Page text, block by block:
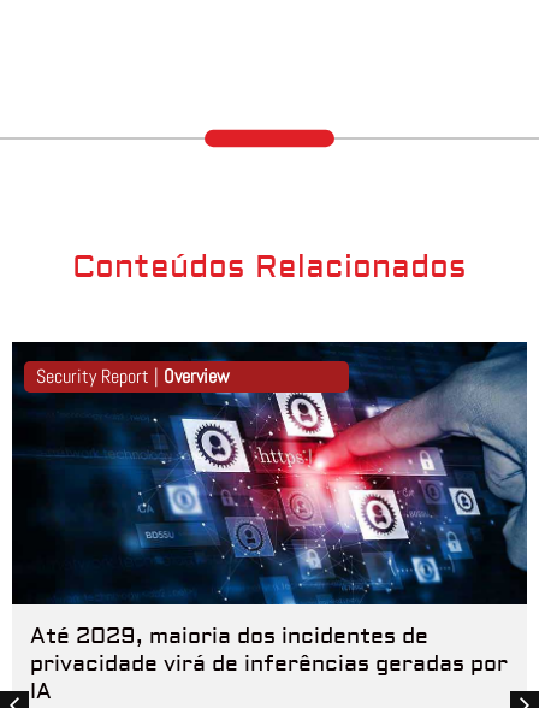
Conteúdos Relacionados
Security Report | Overview
Até 2029, maioria dos incidentes de
privacidade virá de inferências geradas por
IA